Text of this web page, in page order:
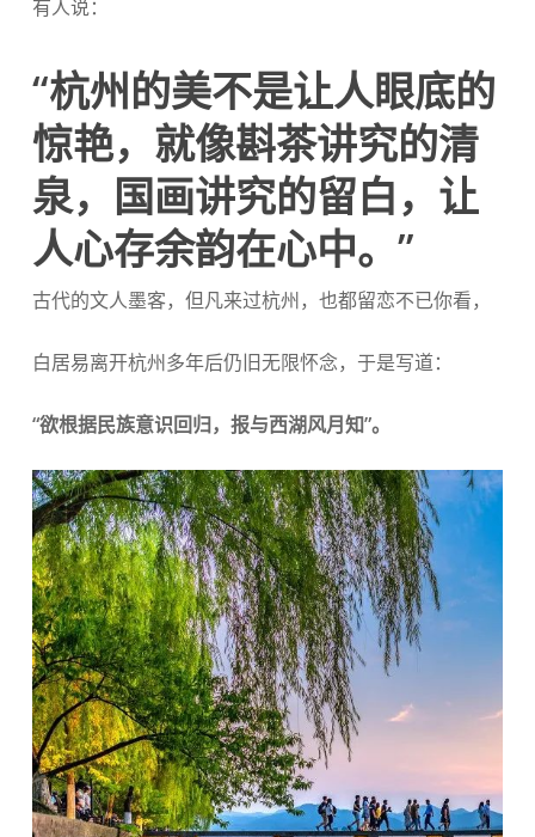
有人说：
“杭州的美不是让人眼底的
惊艳，就像斟茶讲究的清
泉，国画讲究的留白，让
人心存余韵在心中。 ”
古代的文人墨客，但凡来过杭州，也都留恋不已你看，
白居易离开杭州多年后仍旧无限怀念，于是写道：
“欲根据民族意识回归，报与西湖风月知”。